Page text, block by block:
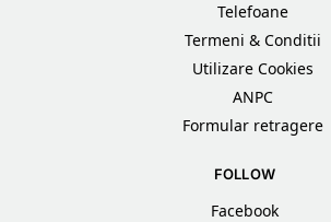
Telefoane
Termeni & Conditii
Utilizare Cookies
ANPC
Formular retragere
FOLLOW
Facebook